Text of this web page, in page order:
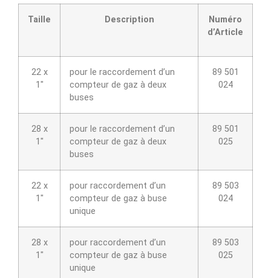
Taille Description
Numéro
d’Article
22 x
1″
pour le raccordement d’un
compteur de gaz à deux
buses
89 501
024
28 x
1″
pour le raccordement d’un
compteur de gaz à deux
buses
89 501
025
22 x
1″
pour raccordement d’un
compteur de gaz à buse
unique
89 503
024
28 x
1″
pour raccordement d’un
compteur de gaz à buse
unique
89 503
025